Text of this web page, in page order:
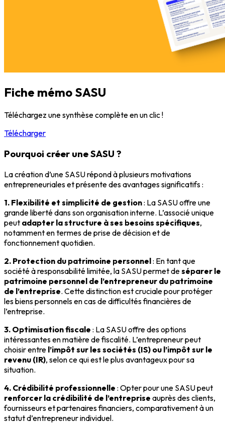
Fiche mémo SASU
Téléchargez une synthèse complète en un clic !
Télécharger
Pourquoi créer une SASU ?
La création d’une SASU répond à plusieurs motivations
entrepreneuriales et présente des avantages significatifs :
1. Flexibilité et simplicité de gestion: La SASU offre une
grande liberté dans son organisation interne. L’associé unique
peut adapter la structure à ses besoins spécifiques,
notamment en termes de prise de décision et de
fonctionnement quotidien.
2. Protection du patrimoine personnel: En tant que
société à responsabilité limitée, la SASU permet deséparer le
patrimoine personnel de l’entrepreneur du patrimoine
de l’entreprise. Cette distinction est cruciale pour protéger
les biens personnels en cas de difficultés financières de
l’entreprise.
3. Optimisation fiscale : La SASU offre des options
intéressantes en matière de fiscalité. L’entrepreneur peut
choisir entre l’impôt sur les sociétés (IS) ou l’impôt sur le
revenu (IR), selon ce qui est le plus avantageux pour sa
situation.
4. Crédibilité professionnelle : Opter pour une SASU peut
renforcer la crédibilité de l’entreprise auprès des clients,
fournisseurs et partenaires financiers, comparativement à un
statut d’entrepreneur individuel.